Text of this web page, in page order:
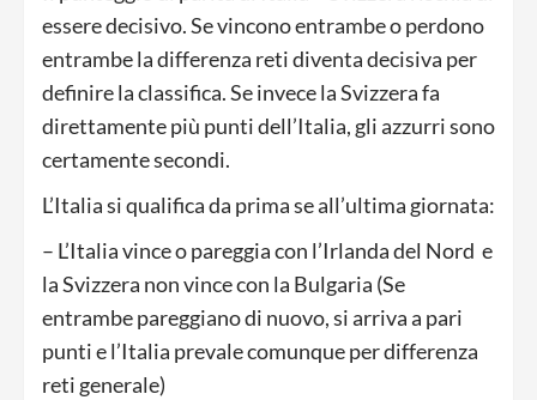
essere decisivo. Se vincono entrambe o perdono
entrambe la differenza reti diventa decisiva per
definire la classifica. Se invece la Svizzera fa
direttamente più punti dell’Italia, gli azzurri sono
certamente secondi.
L’Italia si qualifica da prima se all’ultima giornata:
– L’Italia vince o pareggia con l’Irlanda del Nord e
la Svizzera non vince con la Bulgaria (Se
entrambe pareggiano di nuovo, si arriva a pari
punti e l’Italia prevale comunque per differenza
reti generale)